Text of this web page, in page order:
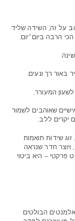
על זה, השידה שליד
הרבה ביום־יום.
באור רך ונעים.
המעורר.
שאוהבים לשמור
יקרים ללב.
שידות תואמות
ויוצר חדר שנראה
פרקטי – היא ביטוי
הבולטים